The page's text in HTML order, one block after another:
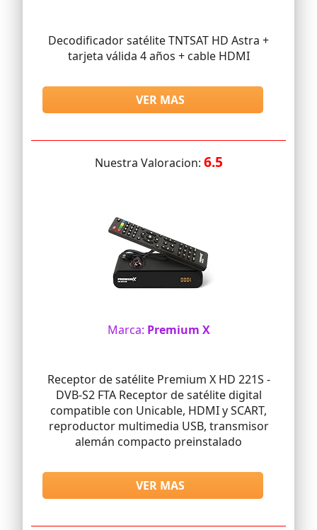
Decodificador satélite TNTSAT HD Astra +
tarjeta válida 4 años + cable HDMI
VER MAS
Nuestra Valoracion: 6.5
Marca: Premium X
Receptor de satélite Premium X HD 221S -
DVB-S2 FTA Receptor de satélite digital
compatible con Unicable, HDMI y SCART,
reproductor multimedia USB, transmisor
alemán compacto preinstalado
VER MAS